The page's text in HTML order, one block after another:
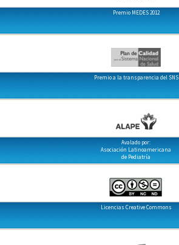
Premio MEDES 2012
Premio a la transparencia del SNS
Avalado por:
Asociación Latinoamericana
de Pediatría
Licencias Creative Commons